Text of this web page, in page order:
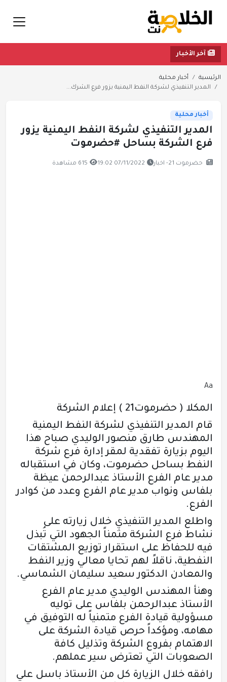
آخر الأخبار
الرئيسية
أخبار محلية
المدير التنفيذي لشركة النفط اليمنية يزور فرع الشرك...
أخبار محلية
المدير التنفيذي لشركة النفط اليمنية يزور
فرع الشركة بساحل #حضرموت
حضرموت 21- اخبار 07/11/2022 19:02 615 مشاهدة
Aa
المكلا ( حضرموت21 ) إعلام الشركة
قام المدير التنفيذي لشركة النفط اليمنية
المهندس طارق منصور الوليدي صباح هذا
اليوم بزيارة تفقدية لمقر إدارة فرع شركة
النفط بساحل حضرموت، وكان في استقباله
مدير عام الفرع الأستاذ عبدالرحمن عيظة
بلفاس ونواب مدير عام الفرع وعدد من كوادر
الفرع.
واطلع المدير التنفيذي خلال زيارته على
نشاط فرع الشركة مثمناً الجهود التي تُبذل
فيه للحفاظ على استقرار توزيع المشتقات
النفطية، ناقلاً لهم تحايا معالي وزير النفط
والمعادن الدكتور سعيد سليمان الشماسي.
وهنأ المهندس الوليدي مدير عام الفرع
الأستاذ عبدالرحمن بلفاس على توليه
مسؤولية قيادة الفرع متمنياً له التوفيق في
مهامه، ومؤكداً حرص قيادة الشركة على
الاهتمام بفروع الشركة وتذليل كافة
الصعوبات التي تعترض سير عملهم.
رافقه خلال الزيارة كل من الأستاذ باسل علي